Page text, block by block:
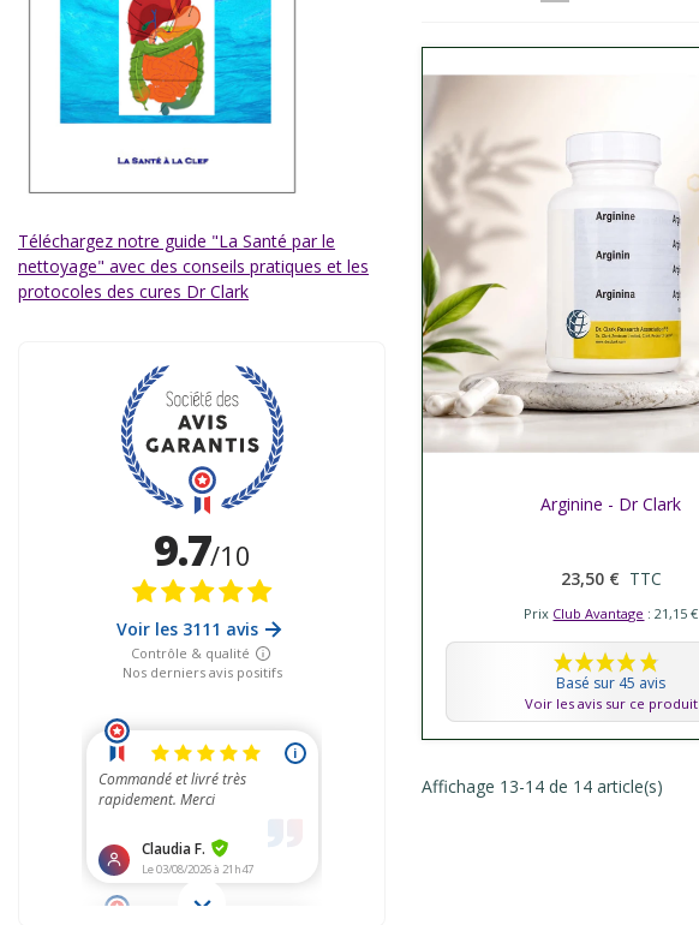
Téléchargez notre guide "La Santé par le
nettoyage" avec des conseils pratiques et les
protocoles des cures Dr Clark
Afficher plus
Arginine - Dr Clark
23,50 € TTC
Prix Club Avantage : 21,15 €
Basé sur 45 avis
Voir les avis sur ce produit
Affichage 13-14 de 14 article(s)